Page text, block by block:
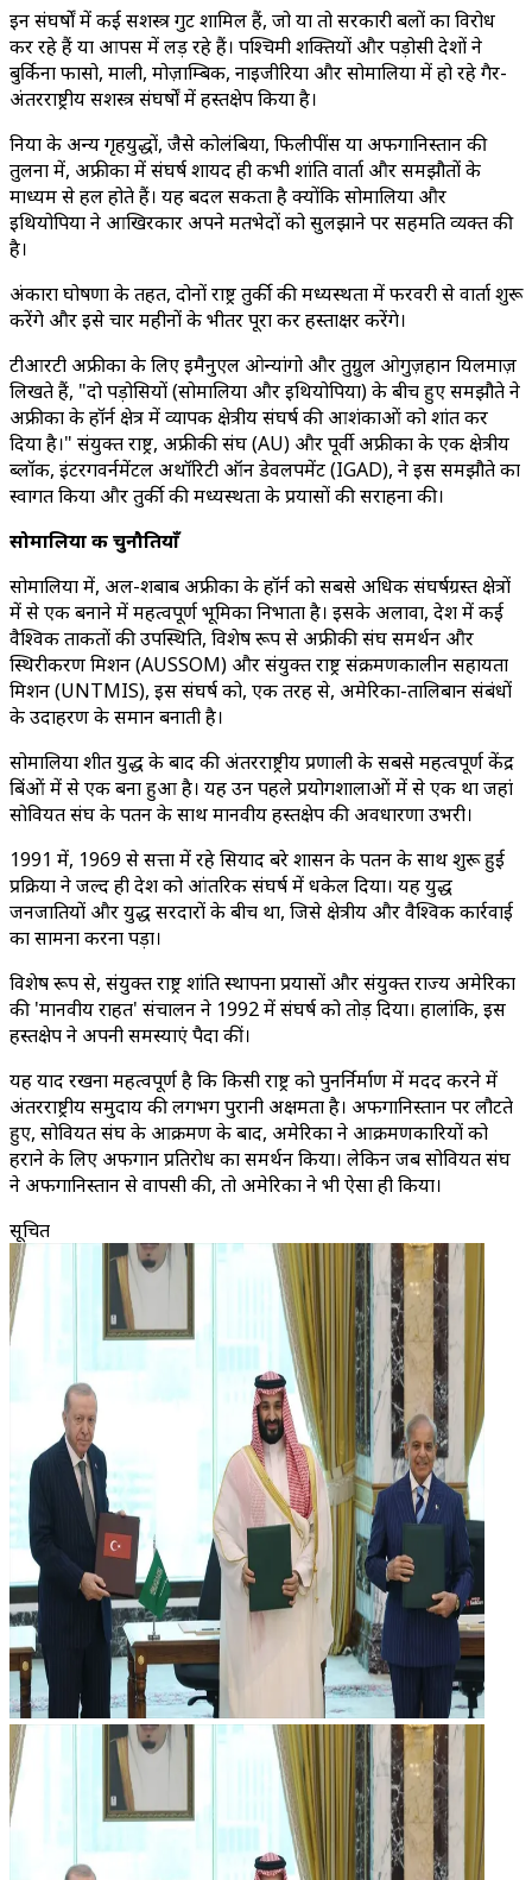
इन संघर्षों में कई सशस्त्र गुट शामिल हैं, जो या तो सरकारी बलों का विरोध
कर रहे हैं या आपस में लड़ रहे हैं। पश्चिमी शक्तियों और पड़ोसी देशों ने
बुर्किना फासो, माली, मोज़ाम्बिक, नाइजीरिया और सोमालिया में हो रहे गैर-
अंतरराष्ट्रीय सशस्त्र संघर्षों में हस्तक्षेप किया है।
दुनिया के अन्य गृहयुद्धों, जैसे कोलंबिया, फिलीपींस या अफगानिस्तान की
तुलना में, अफ्रीका में संघर्ष शायद ही कभी शांति वार्ता और समझौतों के
माध्यम से हल होते हैं। यह बदल सकता है क्योंकि सोमालिया और
इथियोपिया ने आखिरकार अपने मतभेदों को सुलझाने पर सहमति व्यक्त की
है।
अंकारा घोषणा के तहत, दोनों राष्ट्र तुर्की की मध्यस्थता में फरवरी से वार्ता शुरू
करेंगे और इसे चार महीनों के भीतर पूरा कर हस्ताक्षर करेंगे।
टीआरटी अफ्रीका के लिए इमैनुएल ओन्यांगो और तुग्रुल ओगुज़हान यिलमाज़
लिखते हैं, "दो पड़ोसियों (सोमालिया और इथियोपिया) के बीच हुए समझौते ने
अफ्रीका के हॉर्न क्षेत्र में व्यापक क्षेत्रीय संघर्ष की आशंकाओं को शांत कर
दिया है।" संयुक्त राष्ट्र, अफ्रीकी संघ (AU) और पूर्वी अफ्रीका के एक क्षेत्रीय
ब्लॉक, इंटरगवर्नमेंटल अथॉरिटी ऑन डेवलपमेंट (IGAD), ने इस समझौते का
स्वागत किया और तुर्की की मध्यस्थता के प्रयासों की सराहना की।
सोमालिया की चुनौतियाँ
सोमालिया में, अल-शबाब अफ्रीका के हॉर्न को सबसे अधिक संघर्षग्रस्त क्षेत्रों
में से एक बनाने में महत्वपूर्ण भूमिका निभाता है। इसके अलावा, देश में कई
वैश्विक ताकतों की उपस्थिति, विशेष रूप से अफ्रीकी संघ समर्थन और
स्थिरीकरण मिशन (AUSSOM) और संयुक्त राष्ट्र संक्रमणकालीन सहायता
मिशन (UNTMIS), इस संघर्ष को, एक तरह से, अमेरिका-तालिबान संबंधों
के उदाहरण के समान बनाती है।
सोमालिया शीत युद्ध के बाद की अंतरराष्ट्रीय प्रणाली के सबसे महत्वपूर्ण केंद्र
बिंदुओं में से एक बना हुआ है। यह उन पहले प्रयोगशालाओं में से एक था जहां
सोवियत संघ के पतन के साथ मानवीय हस्तक्षेप की अवधारणा उभरी।
1991 में, 1969 से सत्ता में रहे सियाद बरे शासन के पतन के साथ शुरू हुई
प्रक्रिया ने जल्द ही देश को आंतरिक संघर्ष में धकेल दिया। यह युद्ध
जनजातियों और युद्ध सरदारों के बीच था, जिसे क्षेत्रीय और वैश्विक कार्रवाई
का सामना करना पड़ा।
विशेष रूप से, संयुक्त राष्ट्र शांति स्थापना प्रयासों और संयुक्त राज्य अमेरिका
की 'मानवीय राहत' संचालन ने 1992 में संघर्ष को तोड़ दिया। हालांकि, इस
हस्तक्षेप ने अपनी समस्याएं पैदा कीं।
यह याद रखना महत्वपूर्ण है कि किसी राष्ट्र को पुनर्निर्माण में मदद करने में
अंतरराष्ट्रीय समुदाय की लगभग पुरानी अक्षमता है। अफगानिस्तान पर लौटते
हुए, सोवियत संघ के आक्रमण के बाद, अमेरिका ने आक्रमणकारियों को
हराने के लिए अफगान प्रतिरोध का समर्थन किया। लेकिन जब सोवियत संघ
ने अफगानिस्तान से वापसी की, तो अमेरिका ने भी ऐसा ही किया।
सूचित